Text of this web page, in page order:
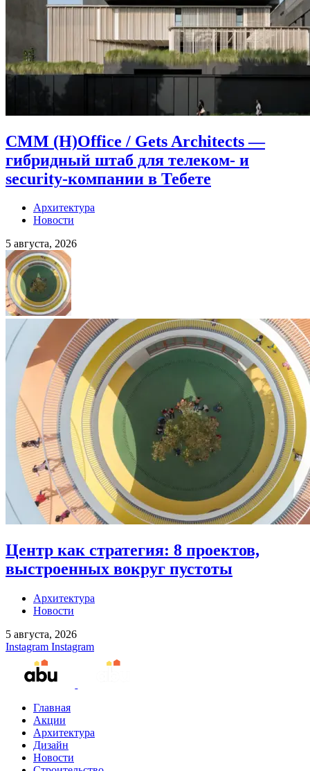
CMM (H)Office / Gets Architects —
гибридный штаб для телеком- и
security-компании в Тебете
Архитектура
Новости
5 августа, 2026
Центр как стратегия: 8 проектов,
выстроенных вокруг пустоты
Архитектура
Новости
5 августа, 2026
Instagram Instagram
Главная
Акции
Архитектура
Дизайн
Новости